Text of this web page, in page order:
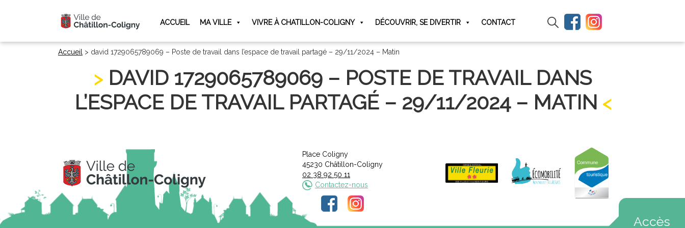
ACCUEIL MA VILLE VIVRE À CHATILLON-COLIGNY DÉCOUVRIR, SE DIVERTIR CONTACT
Accueil > david 1729065789069 – Poste de travail dans l’espace de travail partagé – 29/11/2024 – Matin
DAVID 1729065789069 – POSTE DE TRAVAIL DANS
L’ESPACE DE TRAVAIL PARTAGÉ – 29/11/2024 – MATIN
Place Coligny
45230 Châtillon-Coligny
02 38 92 50 11
Contactez-nous
Accès